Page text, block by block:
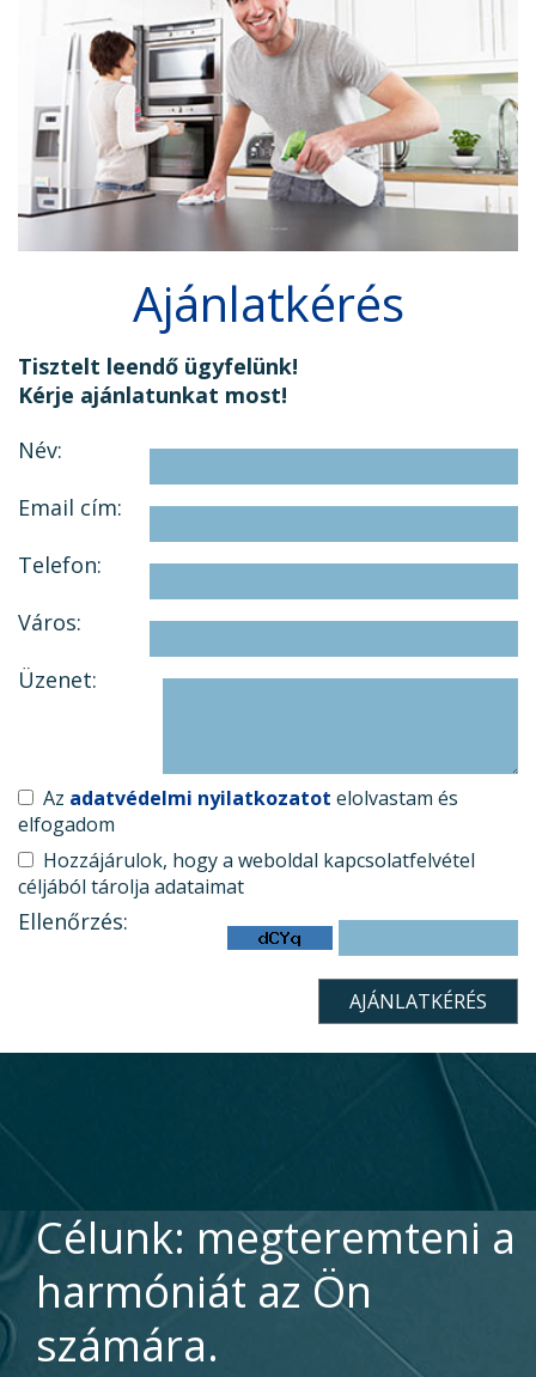
Ajánlatkérés
Tisztelt leendő ügyfelünk!
Kérje ajánlatunkat most!
Név:
Email cím:
Telefon:
Város:
Üzenet:
Az adatvédelmi nyilatkozatot elolvastam és
elfogadom
Hozzájárulok, hogy a weboldal kapcsolatfelvétel
céljából tárolja adataimat
Ellenőrzés:
Célunk: megteremteni a
harmóniát az Ön
számára.